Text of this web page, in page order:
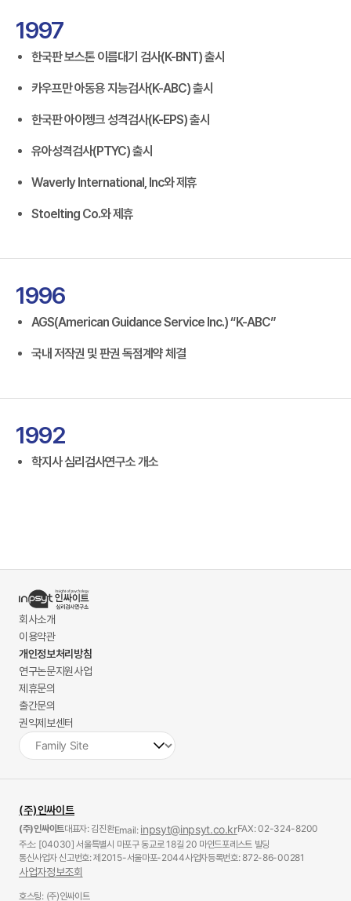
1997
한국판 보스톤 이름대기 검사(K-BNT) 출시
카우프만 아동용 지능검사(K-ABC) 출시
한국판 아이젱크 성격검사(K-EPS) 출시
유아성격검사(PTYC) 출시
Waverly International, Inc와 제휴
Stoelting Co.와 제휴
1996
AGS(American Guidance Service Inc.) “K-ABC”
국내 저작권 및 판권 독점계약 체결
1992
학지사 심리검사연구소 개소
회사소개
이용약관
개인정보처리방침
연구논문지원사업
제휴문의
출간문의
권익제보센터
(주)인싸이트
(주)인싸이트대표자: 김진환Email: inpsyt@inpsyt.co.krFAX: 02-324-8200
주소: [04030] 서울특별시 마포구 동교로 18길 20 마인드포레스트 빌딩
통신사업자 신고번호: 제2015-서울마포-2044사업자등록번호: 872-86-00281
사업자정보조회
호스팅: (주)인싸이트